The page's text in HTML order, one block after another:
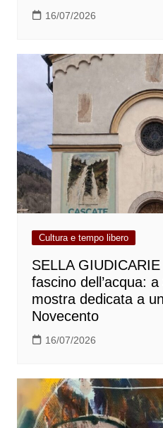
16/07/2026
Cultura e tempo libero
SELLA
fascino dell’acqua:
mostra dedicata a
Novecento
16/07/2026